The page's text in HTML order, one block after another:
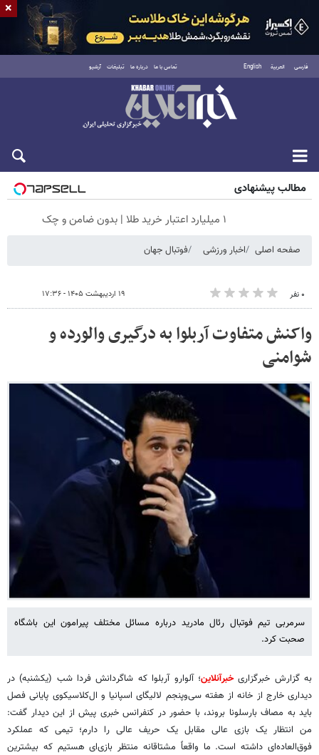
فارسی العربية English تماس با ما درباره ما تبلیغات آرشیو
جمعه ۱۶ مرداد ۱۴۰۵
مطالب پیشنهادی
۱ میلیارد اعتبار خرید طلا | بدون ضامن و چک
صفحه اصلی اخبار ورزشی فوتبال جهان
۰ نفر ۱۹ اردیبهشت ۱۴۰۵ - ۱۷:۳۶
واکنش متفاوت آربلوا به درگیری والورده و
شوامنی
سرمربی تیم فوتبال رئال مادرید درباره مسائل مختلف پیرامون این باشگاه
صحبت کرد.
به گزارش خبرگزاریخبرآنلاین؛ آلوارو آربلوا که شاگردانش فردا شب (یکشنبه) در
دیداری خارج از خانه از هفته سی‌وپنجم لالیگای اسپانیا و ال‌کلاسیکوی پایانی فصل
باید به مصاف بارسلونا بروند، با حضور در کنفرانس خبری پیش از این دیدار گفت:
من انتظار یک بازی عالی مقابل یک حریف عالی را دارم؛ تیمی که عملکرد
فوق‌العاده‌ای داشته است. ما واقعاً مشتاقانه منتظر بازی‌ای هستیم که بیشترین
×